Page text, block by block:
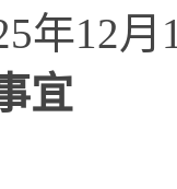
年12月
宜